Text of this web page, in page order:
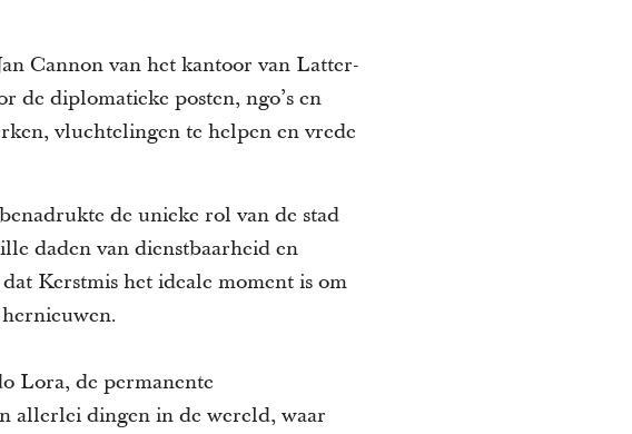
Cannon van het kantoor van Latter-
de diplomatieke posten, ngo’s en
vluchtelingen te helpen en vrede
de unieke rol van de stad
daden van dienstbaarheid en
Kerstmis het ideale moment is om
Lora, de permanente
allerlei dingen in de wereld, waar